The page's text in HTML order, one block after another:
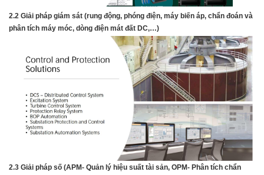
2.2 Giải pháp giám sát (rung động, phóng điện, máy biến áp, chẩn đoán và
phân tích máy móc, dòng điện mát đất DC,…)
2.3 Giải pháp số (APM- Quản lý hiệu suất tài sản, OPM- Phân tích chẩn